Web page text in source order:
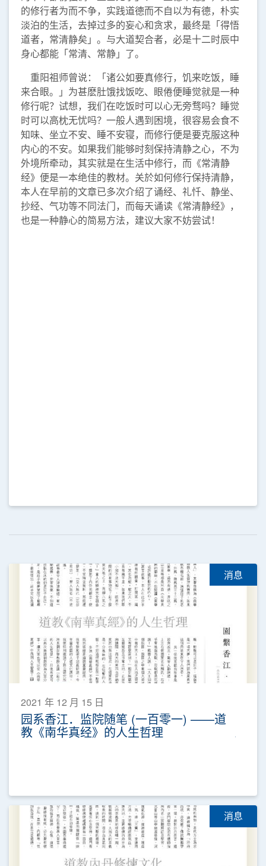
的修行者为而不争，实践道德而不自以为有德，朴实
淡泊的生活，去掉过多的妄心和贪求，最终是「得悟
道者，常清静矣」。与大道契合者，必是十二时辰中
身心都能「常清、常静」了。
重阳祖师曾说：「诸公如要真修行，饥来吃饭，睡
来合眼。」为甚麽肚饿找饭吃、眼倦便睡觉就是一种
修行呢？试想，我们在吃饭时可以心无旁骛吗？睡觉
时可以高枕无忧吗？一般人遇到困境，很容易会食不
知味、坐立不安、睡不安寝，而修行便是要克服这种
内心的不安。如果我们能够时刻保持清静之心，不为
外境所牵动，其实就是在生活中修行，而《常清静
经》便是一本绝佳的教材。关於如何修行保持清静，
本人在早前的文章已多次介绍了诵经、礼忏、静坐、
抄经、气功等不同法门，而每天诵读《常清静经》，
也是一种静心的简易方法，建议大家不妨尝试！
消息
2021 年 12 月 15 日
园系香江．监院随笔 (一百零一) ——道
教《南华真经》的人生哲理
消息